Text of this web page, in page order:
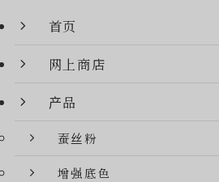
首页
网上商店
产品
蚕丝粉
增强底色